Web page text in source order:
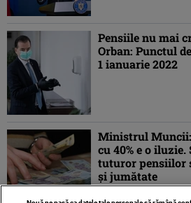
Pensiile nu mai
Orban: Punctul
1 ianuarie 2022
Ministrul
cu 40% e o
tuturor pensiilor
şi jumătate